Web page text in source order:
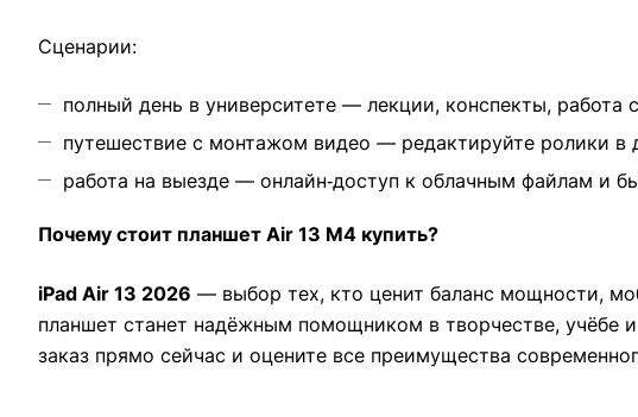
Сценарии:
полный день в университете — лекции, конспекты, работа
путешествие с монтажом видео — редактируйте ролики в
работа на выезде — онлайн‑доступ к облачным файлам и
Почему стоит планшет Air 13 M4 купить?
iPad Air 13 2026 — выбор тех, кто ценит баланс мощности,
планшет станет надёжным помощником в творчестве, учёбе
заказ прямо сейчас и оцените все преимущества